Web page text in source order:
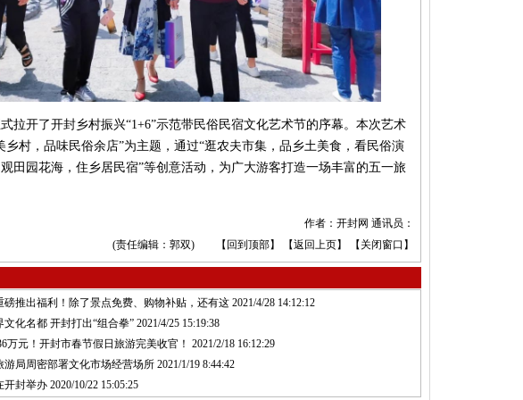
开了开封乡村振兴“1+6”示范带民俗民宿文化艺术节的序幕。本次艺术
乡村，品味民俗余店”为主题，通过“逛农夫市集，品乡土美食，看民俗演
田园花海，住乡居民宿”等创意活动，为广大游客打造一场丰富的五一旅
作者：开封网 通讯员：
(责任编辑：郭双) 【 回到顶部】 【返回上页】 【 关闭窗口 】
磅推出福利！除了景点免费、购物补贴，还有这 2021/4/28 14:12:12
化名都 开封打出“组合拳” 2021/4/25 15:19:38
万元！开封市春节假日旅游完美收官！ 2021/2/18 16:12:29
游局周密部署文化市场经营场所 2021/1/19 8:44:42
开封举办 2020/10/22 15:05:25